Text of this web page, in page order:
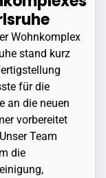
Wohnkomplex
stand kurz
für die
an die neuen
vorbereitet
Team
die